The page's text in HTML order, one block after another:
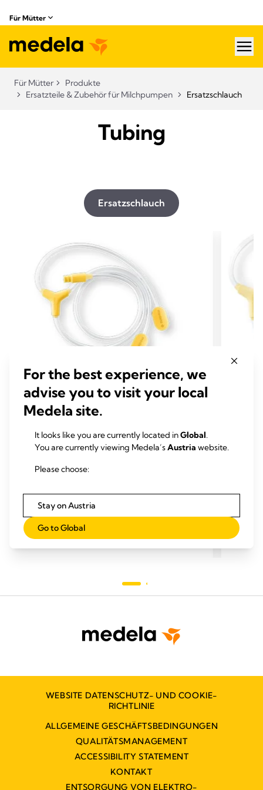
Für Mütter
Für Mütter
Produkte
Ersatzteile & Zubehör für Milchpumpen​
Ersatzschlauch
Tubing
Ersatzschlauch
ERSATZSCHLAUCH
MILCHPUMPEN​
Silikonschlauch für Freestyle
Milchpumpe
von
5
Sternen.
Mehr erfahren
von
5
WEBSITE DATENSCHUTZ- UND COOKIE-
RICHTLINIE
ALLGEMEINE GESCHÄFTSBEDINGUNGEN
QUALITÄTSMANAGEMENT
ACCESSIBILITY STATEMENT
KONTAKT
ENTSORGUNG VON ELEKTRO-
For the best experience, we
advise you to visit your local
Medela site.
It looks like you are currently located inGlobal.
You are currently viewing Medela’sAustria website.
Please choose:
Stay on Austria
Go to Global